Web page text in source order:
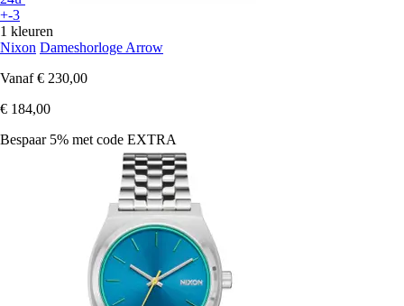
+-3
1 kleuren
Nixon Dameshorloge Arrow
Vanaf € 230,00
€ 184,00
Bespaar 5% met code EXTRA